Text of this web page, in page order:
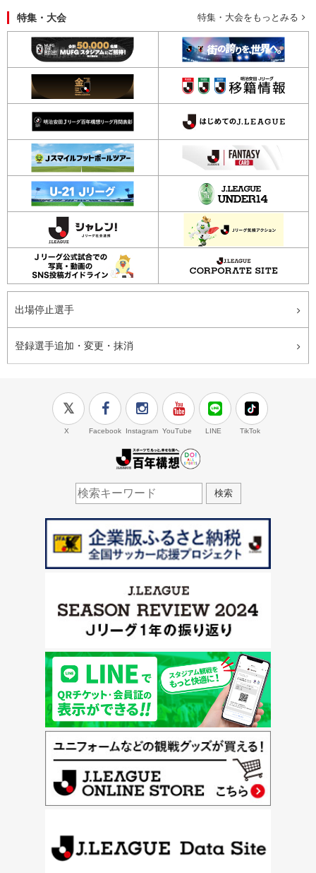
特集・大会 特集・大会をもっとみる
出場停止選手
登録選手追加・変更・抹消
X Facebook Instagram YouTube LINE TikTok
検索